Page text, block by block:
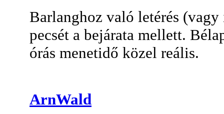
Barlanghoz való letérés
pecsét a bejárata mellett.
órás menetidő közel reális.
ArnWald